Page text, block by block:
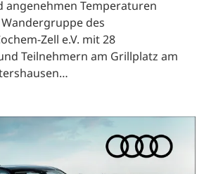
angenehmen Temperaturen
des
Zell e.V. mit 28
Teilnehmern am Grillplatz am